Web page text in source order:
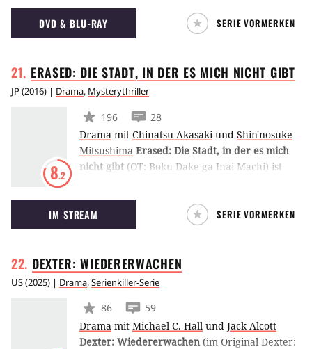
vermeintlich verrückten Wissenschaftler, der
einen Weg findet, um mittels Zeitreise die
Weltgeschichte zu verändern.
DVD & BLU-RAY SERIE VORMERKEN
ERASED: DIE STADT, IN DER ES MICH NICHT GIBT
JP(2016) | Drama, Mysterythriller
8.2
196
28
Drama mit Chinatsu Akasakiund Shin'nosuke
Mitsushima Erased: Die Stadt, in der es mich
nicht gibt (OT: Boku Dake ga Inai Machi) ist
ersten Mal ausgestrahlt wurde und in der der
29-jährige Satoru Fujinuma 18 Jahre zurück in
die Vergangenheit geschickt wird, um den Tod
IM STREAM SERIE VORMERKEN
DEXTER:WIEDERERWACHEN
US(2025) | Drama,Serienkiller-Serie
86
59
Drama mit Michael C. Hall und Jack Alcott
Dexter: Wiedererwachen(im Original Dexter: